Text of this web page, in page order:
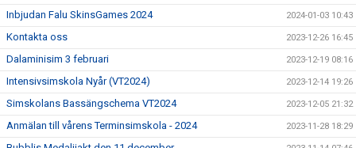
Inbjudan Falu SkinsGames 2024 2024-01-03 10:43
Kontakta oss 2023-12-26 16:45
Dalaminisim 3 februari 2023-12-19 08:16
Intensivsimskola Nyår (VT2024) 2023-12-14 19:26
Simskolans Bassängschema VT2024 2023-12-05 21:32
Anmälan till vårens Terminsimskola - 2024 2023-11-28 18:29